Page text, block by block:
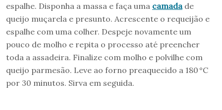
espalhe. Disponha a massa e faça uma camadade
queijo muçarela e presunto. Acrescente o requeijão e
espalhe com uma colher. Despeje novamente um
pouco de molho e repita o processo até preencher
toda a assadeira. Finalize com molho e polvilhe com
queijo parmesão. Leve ao forno preaquecido a 180 °C
por 30 minutos. Sirva em seguida.